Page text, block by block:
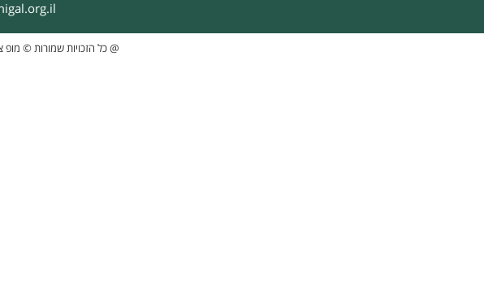
כל הזכויות שמורות © מופ צפון 2026@